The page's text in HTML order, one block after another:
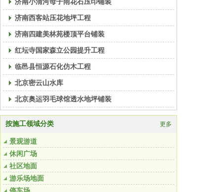
济南西客站压花地坪工程
济南四建美林苑楼顶平台铺装
红坛寺国家森立公园提升工程
临邑县恒源石化仿木工程
北京密云山水库
北京奥运羽毛球馆透水地坪铺装
按施工领域分类 更多
景观游道
休闲广场
社区地面
游乐场地面